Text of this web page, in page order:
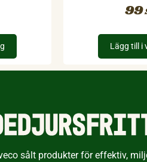
99
Lägg till i
sålt produkter för effektiv,